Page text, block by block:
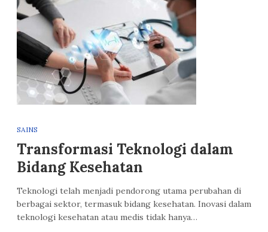
SAINS
Transformasi Teknologi dalam
Bidang Kesehatan
Teknologi telah menjadi pendorong utama perubahan di
berbagai sektor, termasuk bidang kesehatan. Inovasi dalam
teknologi kesehatan atau medis tidak hanya…